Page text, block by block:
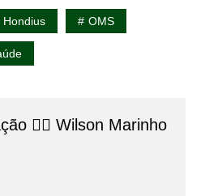
Hondius OMS
👨‍⚖️​ Wilson Marinho